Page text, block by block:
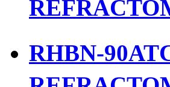
RHBN-